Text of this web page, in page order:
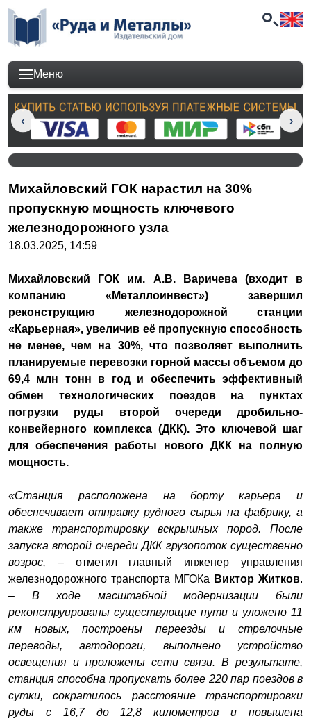
Меню
Михайловский ГОК нарастил на 30%
пропускную мощность ключевого
железнодорожного узла
18.03.2025, 14:59
Михайловский ГОК им. А.В. Варичева (входит в
компанию «Металлоинвест») завершил
реконструкцию железнодорожной станции
«Карьерная», увеличив её пропускную способность
не менее, чем на 30%, что позволяет выполнить
планируемые перевозки горной массы объемом до
69,4 млн тонн в год и обеспечить эффективный
обмен технологических поездов на пунктах
погрузки руды второй очереди дробильно-
конвейерного комплекса (ДКК). Это ключевой шаг
для обеспечения работы нового ДКК на полную
мощность.
«Станция расположена на борту карьера и
обеспечивает отправку рудного сырья на фабрику, а
также транспортировку вскрышных пород. После
запуска второй очереди ДКК грузопоток существенно
возрос, – отметил главный инженер управления
железнодорожного транспорта МГОКа Виктор Житков.
– В ходе масштабной модернизации были
реконструированы существующие пути и уложено 11
км новых, построены переезды и стрелочные
переводы, автодороги, выполнено устройство
освещения и проложены сети связи. В результате,
станция способна пропускать более 220 пар поездов в
сутки, сократилось расстояние транспортировки
руды с 16,7 до 12,8 километров и повышена